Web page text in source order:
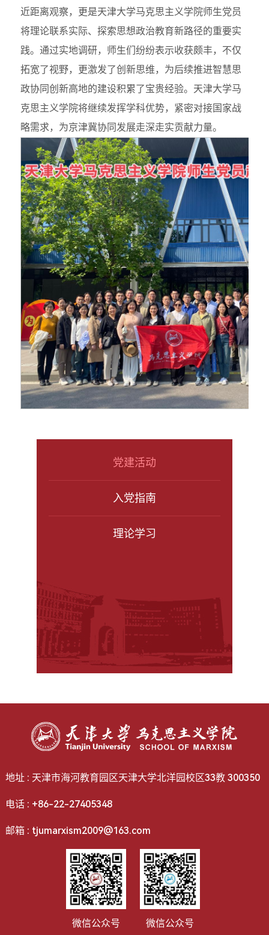
近距离观察，更是天津大学马克思主义学院师生党员
将理论联系实际、探索思想政治教育新路径的重要实
践。通过实地调研，师生们纷纷表示收获颇丰，不仅
拓宽了视野，更激发了创新思维，为后续推进智慧思
政协同创新高地的建设积累了宝贵经验。天津大学马
克思主义学院将继续发挥学科优势，紧密对接国家战
略需求，为京津冀协同发展走深走实贡献力量。
党建活动
入党指南
理论学习
地址 : 天津市海河教育园区天津大学北洋园校区33教 300350
电话 : +86-22-27405348
邮箱 : tjumarxism2009@163.com
微信公众号
微信公众号